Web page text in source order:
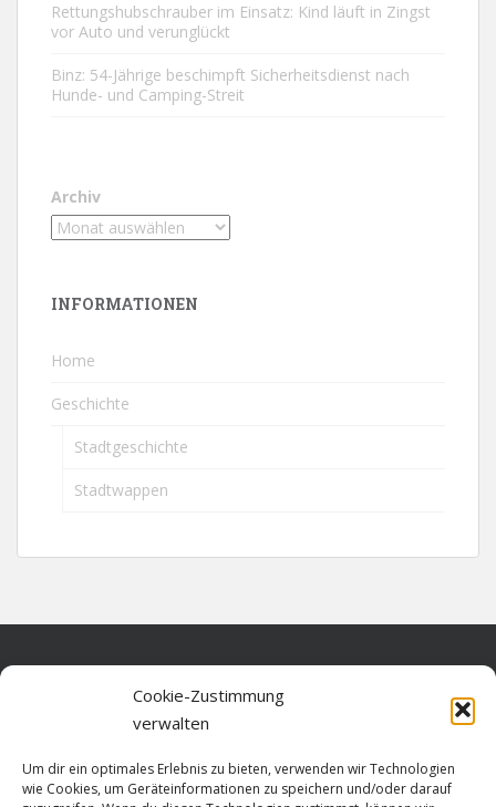
Cookie-Zustimmung
verwalten
Um dir ein optimales Erlebnis zu bieten, verwenden wir Technologien
wie Cookies, um Geräteinformationen zu speichern und/oder darauf
Rettungshubschrauber im Einsatz: Kind läuft in Zingst
vor Auto und verunglückt
Binz: 54-Jährige beschimpft Sicherheitsdienst nach
Hunde- und Camping-Streit
Archiv
INFORMATIONEN
Home
Geschichte
Stadtgeschichte
Stadtwappen
Datenschutz